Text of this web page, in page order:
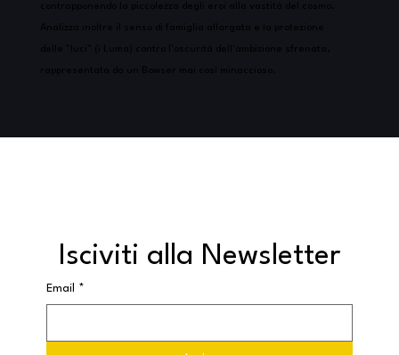
contrapponendo la piccolezza degli eroi alla vastità del cosmo.
Analizza inoltre il senso di famiglia allargata e la protezione
delle "luci" (i Luma) contro l'oscurità dell'ambizione sfrenata,
rappresentata da un Bowser mai così minaccioso.
Isciviti alla Newsletter
Email *